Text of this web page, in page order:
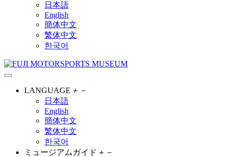
日本語
English
簡体中文
繁体中文
한국어
LANGUAGE ＋ －
日本語
English
簡体中文
繁体中文
한국어
ミュージアムガイド ＋ －